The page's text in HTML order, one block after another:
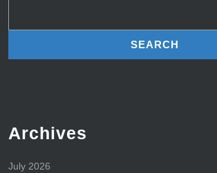
Archives
July 2026